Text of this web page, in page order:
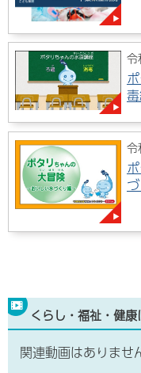
毒
くらし・福祉・健康
関連動画はありませ